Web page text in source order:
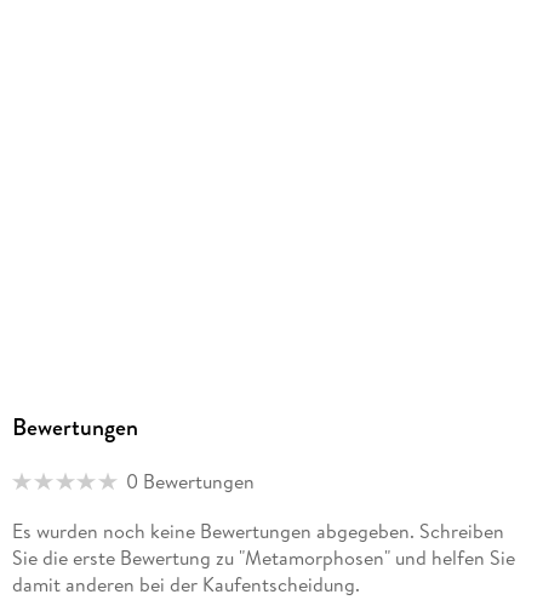
Bewertungen
0 Bewertungen
Es wurden noch keine Bewertungen abgegeben. Schreiben
Sie die erste Bewertung zu "Metamorphosen" und helfen Sie
damit anderen bei der Kaufentscheidung.